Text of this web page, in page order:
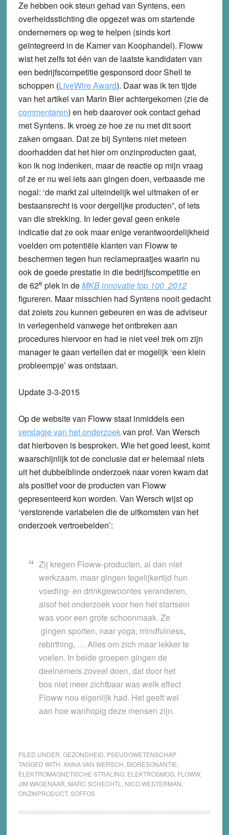
Ze hebben ook steun gehad van Syntens, een
overheidsstichting die opgezet was om startende
ondernemers op weg te helpen (sinds kort
geïntegreerd in de Kamer van Koophandel). Floww
wist het zelfs tot één van de laatste kandidaten van
een bedrijfscompetitie gesponsord door Shell te
schoppen (LiveWire Award). Daar was ik ten tijde
van het artikel van Marin Bier achtergekomen (zie de
commentaren) en heb daarover ook contact gehad
met Syntens. Ik vroeg ze hoe ze nu met dit soort
zaken omgaan. Dat ze bij Syntens niet meteen
doorhadden dat het hier om onzinproducten gaat,
kon ik nog indenken, maar de reactie op mijn vraag
of ze er nu wel iets aan gingen doen, verbaasde me
nogal: ‘de markt zal uiteindelijk wel uitmaken of er
bestaansrecht is voor dergelijke producten”, of iets
van die strekking. In ieder geval geen enkele
indicatie dat ze ook maar enige verantwoordelijkheid
voelden om potentiële klanten van Floww te
beschermen tegen hun reclamepraatjes waarin nu
ook de goede prestatie in die bedrijfscompetitie en
de 62e plek in deMKB innovatie top 100 2012
figureren. Maar misschien had Syntens nooit gedacht
dat zoiets zou kunnen gebeuren en was de adviseur
in verlegenheid vanwege het ontbreken aan
procedures hiervoor en had ie niet veel trek om zijn
manager te gaan vertellen dat er mogelijk ‘een klein
probleempje’ was ontstaan.
Update 3-3-2015
Op de website van Floww staat inmiddels een
verslagje van het onderzoekvan prof. Van Wersch
dat hierboven is besproken. Wie het goed leest, komt
waarschijnlijk tot de conclusie dat er helemaal niets
uit het dubbelblinde onderzoek naar voren kwam dat
als positief voor de producten van Floww
gepresenteerd kon worden. Van Wersch wijst op
‘verstorende variabelen die de uitkomsten van het
onderzoek vertroebelden’:
Zij kregen Floww-producten, al dan niet
werkzaam, maar gingen tegelijkertijd hun
voeding- en drinkgewoontes veranderen,
alsof het onderzoek voor hen het startsein
was voor een grote schoonmaak. Ze
gingen sporten, naar yoga, mindfulness,
rebirthing, … Alles om zich maar lekker te
voelen. In beide groepen gingen de
deelnemers zoveel doen, dat door het
bos niet meer zichtbaar was welk effect
Floww nou eigenlijk had. Het geeft wel
aan hoe wanhopig deze mensen zijn.
FILED UNDER:GEZONDHEID PSEUDOWETENSCHAP
TAGGED WITH:ANNA VAN WERSCH BIORESONANTIE
ELEKTROMAGNETISCHE STRALING, ELEKTROSMOG, FLOWW,
JIM WAGENAAR MARC SCHECHTL NICO WESTERMAN
ONZINPRODUCT, SOFFOS